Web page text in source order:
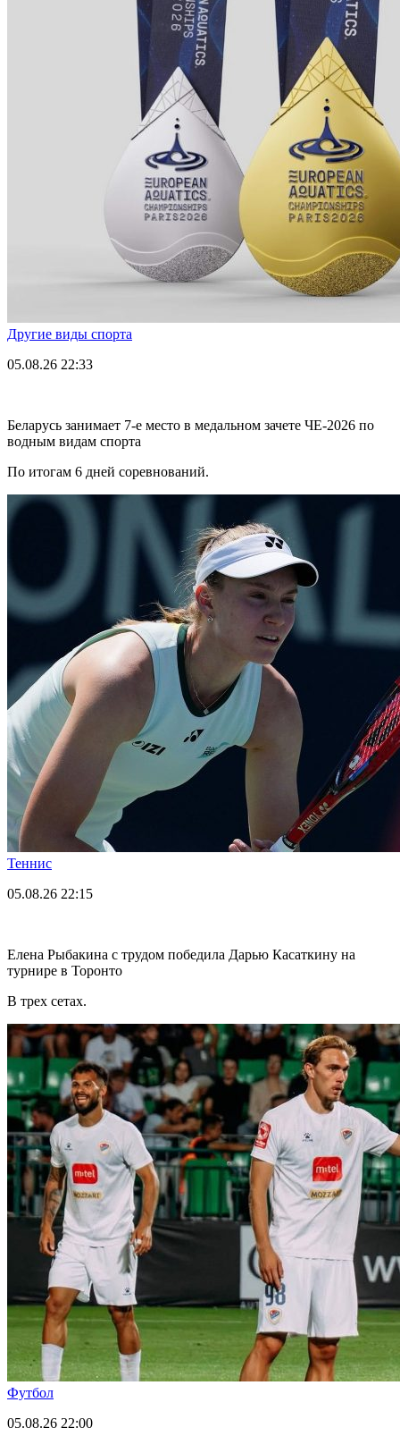
Другие виды спорта
05.08.26 22:33
Беларусь занимает 7-е место в медальном зачете ЧЕ-2026 по
водным видам спорта
По итогам 6 дней соревнований.
Теннис
05.08.26 22:15
Елена Рыбакина с трудом победила Дарью Касаткину на
турнире в Торонто
В трех сетах.
Футбол
05.08.26 22:00